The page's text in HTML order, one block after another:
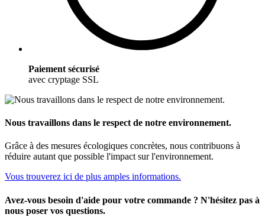
Paiement sécurisé
avec cryptage SSL
Nous travaillons dans le respect de notre environnement.
Grâce à des mesures écologiques concrètes, nous contribuons à
réduire autant que possible l'impact sur l'environnement.
Vous trouverez ici de plus amples informations.
Avez-vous besoin d'aide pour votre commande ? N'hésitez pas à
nous poser vos questions.